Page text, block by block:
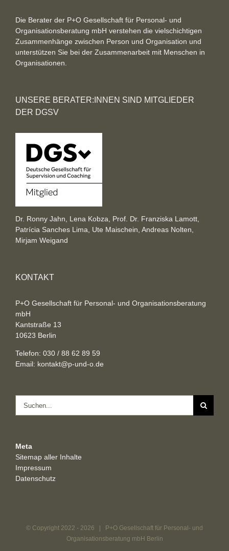
Die Berater der P+O Gesellschaft für Personal- und
Organisationsberatung mbH verstehen die vielschichtigen
Zusammenhänge zwischen Person und Organisation und
unterstützen Sie bei der Zusammenarbeit mit Menschen in
Organisationen.
UNSERE BERATER:INNEN SIND MITGLIEDER
DER DGSV
Dr. Ronny Jahn, Lena Kobza, Prof. Dr. Franziska Lamott,
Patrícia Sanches Lima, Ute Maischein, Andreas Nolten,
Mirjam Weigand
KONTAKT
P+O Gesellschaft für Personal- und Organisationsberatung
mbH
Kantstraße 13
10623 Berlin
Telefon: 030 / 88 62 89 59
Email: kontakt@p-und-o.de
nach:
Meta
Sitemap aller Inhalte
Impressum
Datenschutz
© Copyright 2022 - 2026 | P+O Gesellschaft für Personal- und
Organisationsberatung mbH Berlin